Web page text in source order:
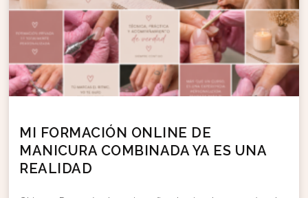
MI FORMACIÓN ONLINE DE
MANICURA COMBINADA YA ES UNA
REALIDAD